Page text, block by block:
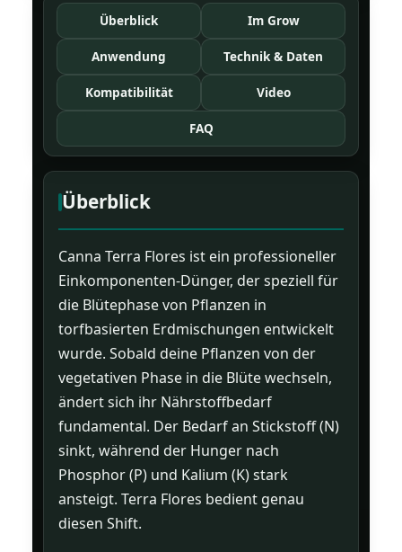
Überblick Im Grow
Anwendung Technik & Daten
Kompatibilität Video
FAQ
Überblick
Canna Terra Flores ist ein professioneller
Einkomponenten-Dünger, der speziell für
die Blütephase von Pflanzen in
torfbasierten Erdmischungen entwickelt
wurde. Sobald deine Pflanzen von der
vegetativen Phase in die Blüte wechseln,
ändert sich ihr Nährstoffbedarf
fundamental. Der Bedarf an Stickstoff (N)
sinkt, während der Hunger nach
Phosphor (P) und Kalium (K) stark
ansteigt. Terra Flores bedient genau
diesen Shift.